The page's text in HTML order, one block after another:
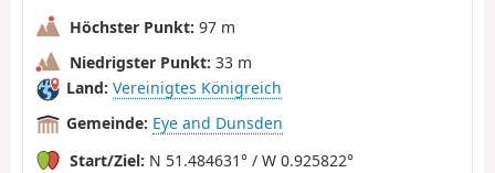
Höchster Punkt: 97 m
Niedrigster Punkt: 33 m
Land: Vereinigtes Königreich
Gemeinde: Eye and Dunsden
Start/Ziel: N 51.484631° / W 0.925822°